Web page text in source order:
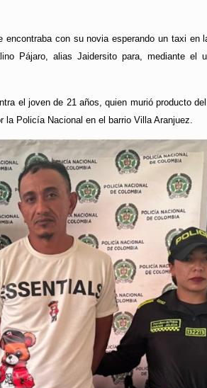
con su novia esperando un taxi en
Pájaro, alias Jaidersito para, mediante
el joven de 21 años, quien murió producto
la Policía Nacional en el barrio Villa Aranjuez.